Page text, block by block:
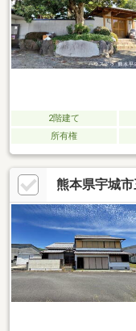
2階建て
所有権
熊本県宇城